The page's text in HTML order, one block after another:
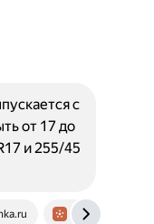
razmerkoles.ru
с
от 17 до
и 255/45